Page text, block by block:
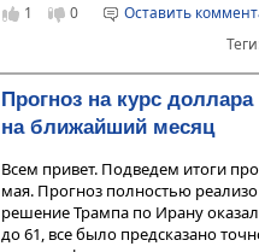
1 0
Оставить
Прогноз на курс
на ближайший месяц
Всем привет. Подведем итоги
мая. Прогноз полностью
решение Трампа по Ирану
до 61, все было предсказано